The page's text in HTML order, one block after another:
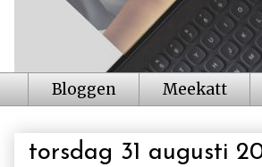
Bloggen Meekatt
torsdag 31 augusti